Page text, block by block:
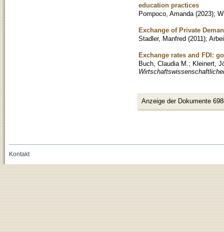
education practices
Pompoco, Amanda (2023);
Exchange of Private
Stadler, Manfred (2011);
Exchange rates and FDI:
Buch, Claudia M. ; Kleinert,
Anzeige der Dokumente
Kontakt